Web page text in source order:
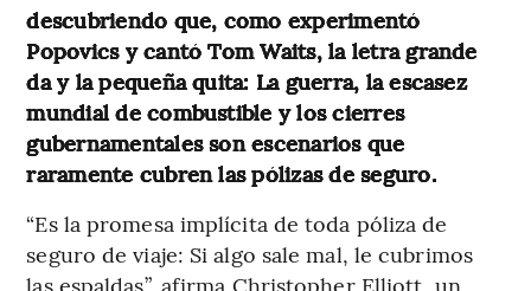
descubriendo que, como experimentó
Popovics y cantó Tom Waits, la letra grande
da y la pequeña quita: La guerra, la escasez
mundial de combustible y los cierres
gubernamentales son escenarios que
raramente cubren las pólizas de seguro.
“Es la promesa implícita de toda póliza de
seguro de viaje: Si algo sale mal, le cubrimos
las espaldas”, afirma Christopher Elliott, un